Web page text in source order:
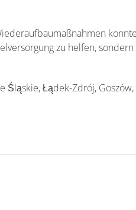
zu helfen,
Łądek-Zdrój,